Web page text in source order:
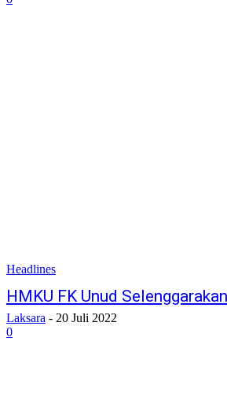
Headlines
HMKU FK Unud
Laksara - 20 Juli 2022
0